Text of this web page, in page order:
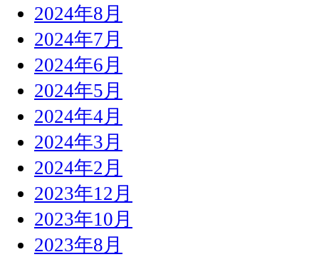
2024年8月
2024年7月
2024年6月
2024年5月
2024年4月
2024年3月
2024年2月
2023年12月
2023年10月
2023年8月